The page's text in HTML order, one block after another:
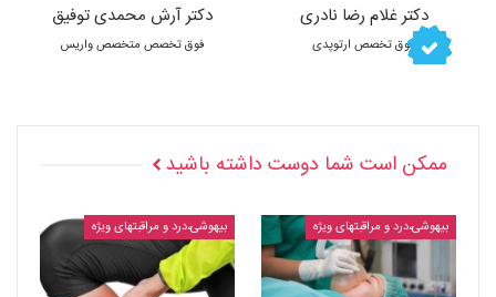
دکتر غلام رضا نادری
فوق تخصص ارتوپدی
دکتر آرش محمدی توفیق
فوق تخصص متخصص واریس
ممکن است شما دوست داشته باشید
بیهوشی،درد و مراقبتهای ویژه بیهوشی،درد و مراقبتهای ویژه